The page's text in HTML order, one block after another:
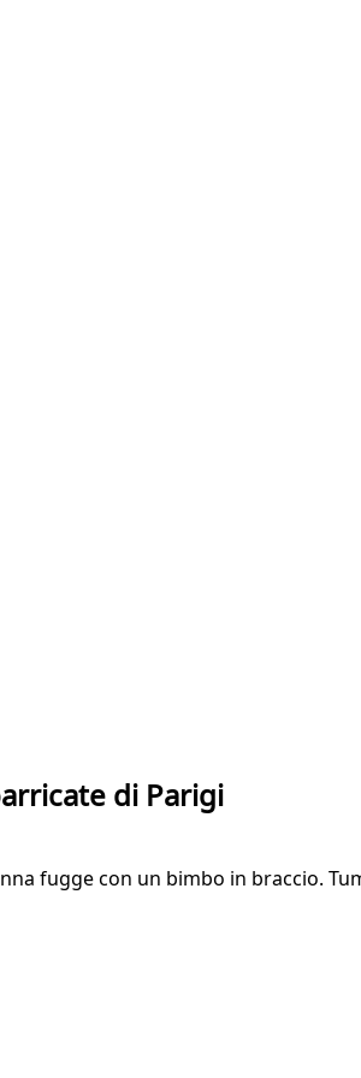
di Parigi
fugge con un bimbo in braccio.